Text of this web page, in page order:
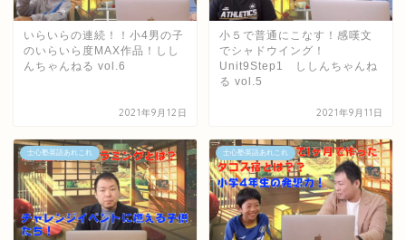
いらいらの連続！！小4男の子
のいらいら度MAX作品！しし
んちゃんねる vol.6
2021年9月12日
小５で普通にこなす！感嘆文
でシャドウイング！
Unit9Step1 ししんちゃんね
る vol.5
2021年9月11日
士心塾英語あれこれ 士心塾英語あれこれ